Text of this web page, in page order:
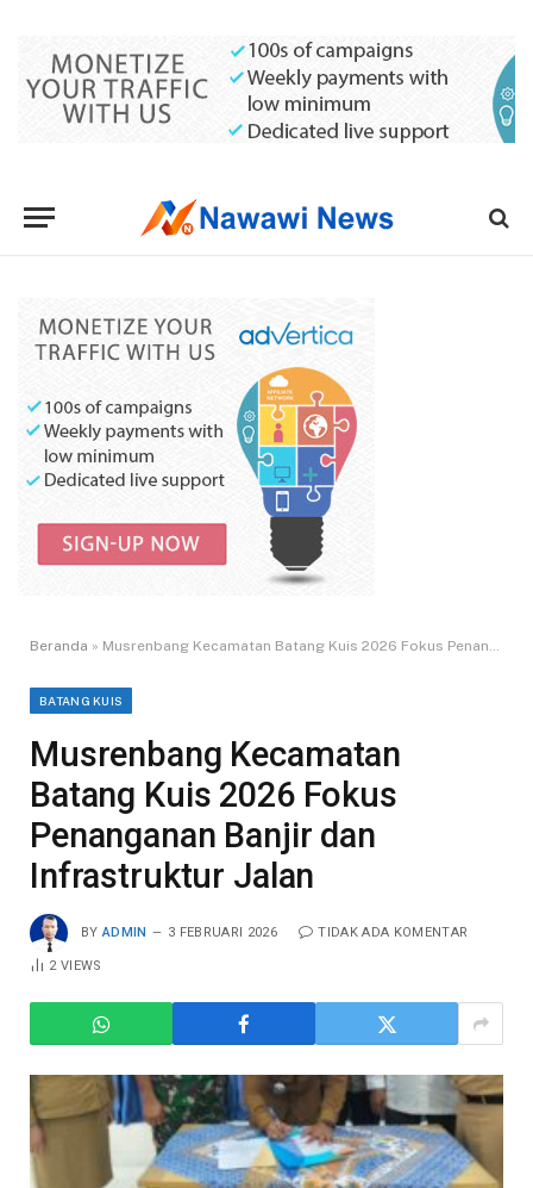
Beranda » Musrenbang Kecamatan Batang Kuis 2026 Fokus Penanganan Banjir dan Infrastruktur Jalan
BATANG KUIS
Musrenbang Kecamatan
Batang Kuis 2026 Fokus
Penanganan Banjir dan
Infrastruktur Jalan
BY ADMIN 3 FEBRUARI 2026 TIDAK ADA KOMENTAR
2VIEWS